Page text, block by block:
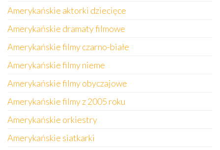
Amerykańskie aktorki dziecięce
Amerykańskie dramaty filmowe
Amerykańskie filmy czarno-białe
Amerykańskie filmy nieme
Amerykańskie filmy obyczajowe
Amerykańskie filmy z 2005 roku
Amerykańskie orkiestry
Amerykańskie siatkarki